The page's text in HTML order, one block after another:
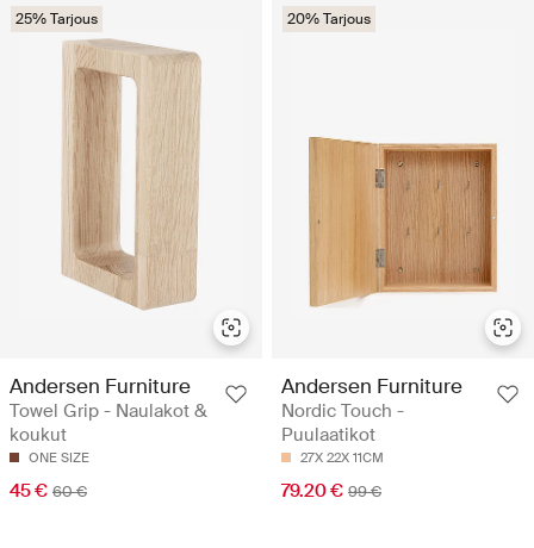
25% Tarjous
Andersen Furniture
Towel Grip - Naulakot &
koukut
ONE SIZE
45 € 60 €
20% Tarjous
Andersen Furniture
Nordic Touch -
Puulaatikot
27X 22X 11CM
79.20 € 99 €